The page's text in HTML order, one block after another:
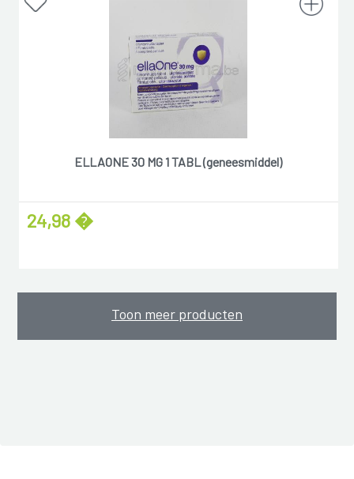
ELLAONE 30 MG 1 TABL (geneesmiddel)
24,98 �
Toon meer producten